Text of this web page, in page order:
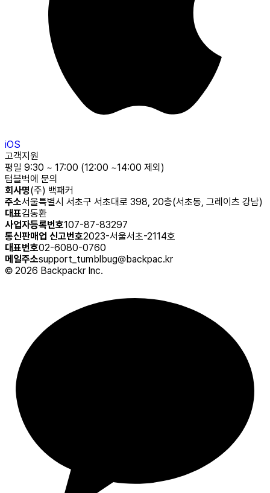
iOS
고객지원
평일 9:30 ~ 17:00 (12:00 ~14:00 제외)
텀블벅에 문의
회사명(주) 백패커
주소서울특별시 서초구 서초대로 398, 20층(서초동, 그레이츠 강남)
대표김동환
사업자등록번호107-87-83297
통신판매업 신고번호2023-서울서초-2114호
대표번호02-6080-0760
메일주소support_tumblbug@backpac.kr
© 2026 Backpackr Inc.